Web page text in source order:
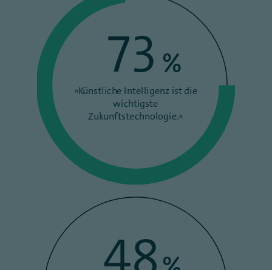
73 %
»Künstliche Intelligenz ist die
wichtigste
Zukunftstechnologie.«